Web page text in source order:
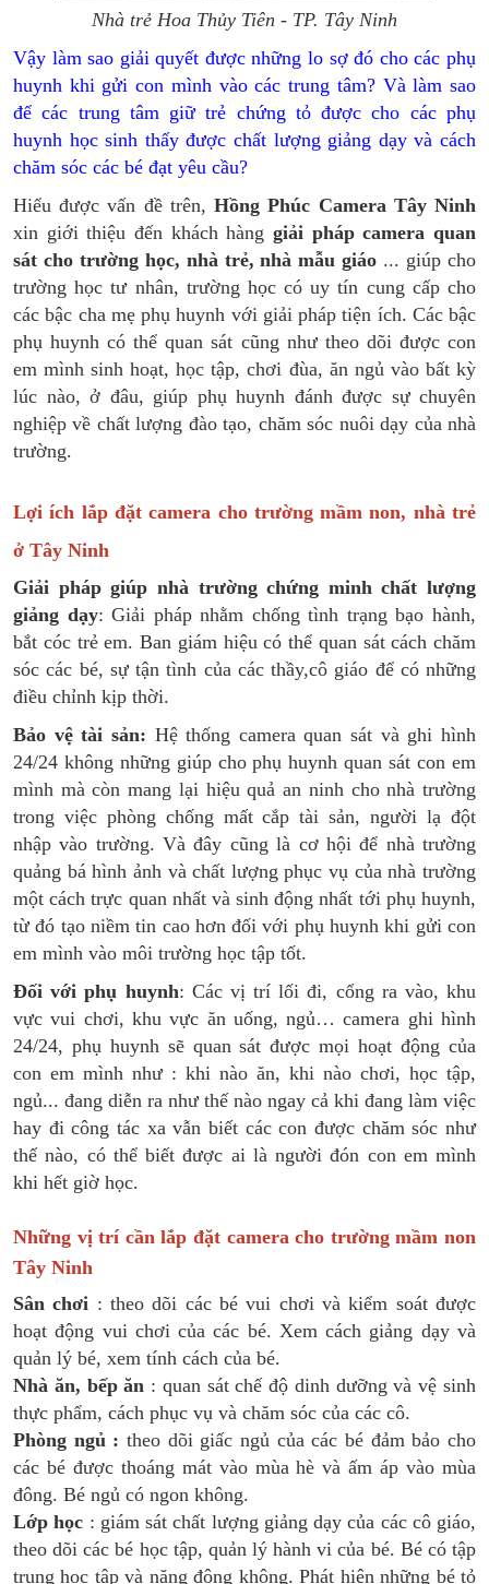
Nhà trẻ Hoa Thủy Tiên - TP. Tây Ninh
Vậy làm sao giải quyết được những lo sợ đó cho các phụ
huynh khi gửi con mình vào các trung tâm? Và làm sao
để các trung tâm giữ trẻ chứng tỏ được cho các phụ
huynh học sinh thấy được chất lượng giảng dạy và cách
chăm sóc các bé đạt yêu cầu?
Hiểu được vấn đề trên,Hồng Phúc Camera Tây Ninh
xin giới thiệu đến khách hàng giải pháp camera quan
sát cho trường học, nhà trẻ, nhà mẫu giáo ... giúp cho
trường học tư nhân, trường học có uy tín cung cấp cho
các bậc cha mẹ phụ huynh với giải pháp tiện ích. Các bậc
phụ huynh có thể quan sát cũng như theo dõi được con
em mình sinh hoạt, học tập, chơi đùa, ăn ngủ vào bất kỳ
lúc nào, ở đâu, giúp phụ huynh đánh được sự chuyên
nghiệp về chất lượng đào tạo, chăm sóc nuôi dạy của nhà
trường.
Lợi ích lắp đặt camera cho trường mầm non, nhà trẻ
ở Tây Ninh
Giải pháp giúp nhà trường chứng minh chất lượng
giảng dạy: Giải pháp nhằm chống tình trạng bạo hành,
bắt cóc trẻ em. Ban giám hiệu có thể quan sát cách chăm
sóc các bé, sự tận tình của các thầy,cô giáo để có những
điều chỉnh kịp thời.
Bảo vệ tài sản: Hệ thống camera quan sát và ghi hình
24/24 không những giúp cho phụ huynh quan sát con em
mình mà còn mang lại hiệu quả an ninh cho nhà trường
trong việc phòng chống mất cắp tài sản, người lạ đột
nhập vào trường. Và đây cũng là cơ hội để nhà trường
quảng bá hình ảnh và chất lượng phục vụ của nhà trường
một cách trực quan nhất và sinh động nhất tới phụ huynh,
từ đó tạo niềm tin cao hơn đối với phụ huynh khi gửi con
em mình vào môi trường học tập tốt.
Đối với phụ huynh: Các vị trí lối đi, cổng ra vào, khu
vực vui chơi, khu vực ăn uống, ngủ… camera ghi hình
24/24, phụ huynh sẽ quan sát được mọi hoạt động của
con em mình như : khi nào ăn, khi nào chơi, học tập,
ngủ... đang diễn ra như thế nào ngay cả khi đang làm việc
hay đi công tác xa vẫn biết các con được chăm sóc như
thế nào, có thể biết được ai là người đón con em mình
khi hết giờ học.
Những vị trí cần lắp đặt camera cho trường mầm non
Tây Ninh
Sân chơi : theo dõi các bé vui chơi và kiểm soát được
hoạt động vui chơi của các bé. Xem cách giảng dạy và
quản lý bé, xem tính cách của bé.
Nhà ăn, bếp ăn : quan sát chế độ dinh dưỡng và vệ sinh
thực phẩm, cách phục vụ và chăm sóc của các cô.
Phòng ngủ : theo dõi giấc ngủ của các bé đảm bảo cho
các bé được thoáng mát vào mùa hè và ấm áp vào mùa
đông. Bé ngủ có ngon không.
Lớp học : giám sát chất lượng giảng dạy của các cô giáo,
theo dõi các bé học tập, quản lý hành vi của bé. Bé có tập
trung học tập và năng động không. Phát hiện những bé tỏ